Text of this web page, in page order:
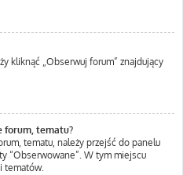
kliknąć „Obserwuj forum” znajdujący
forum, tematu?
tematu, należy przejść do panelu
“Obserwowane”. W tym miejscu
tematów.